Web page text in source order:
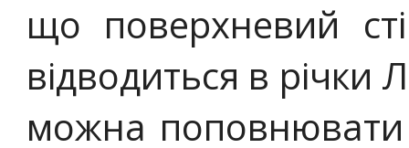
що поверхневий
відводиться в річки
можна поповнювати